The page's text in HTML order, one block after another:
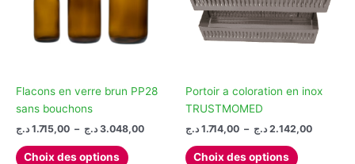
être
choisies
sur
du
Flacons en verre brun PP28
sans bouchons
1.715,00 د.ج – 3.048,00 د.ج
Plage
Choix des options
Portoir a coloration en inox
TRUSTMOMED
1.714,00 د.ج – 2.142,00 د.ج
Plage
Choix des options